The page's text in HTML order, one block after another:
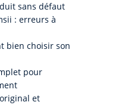
sans défaut
: erreurs à
bien choisir son
pour
et